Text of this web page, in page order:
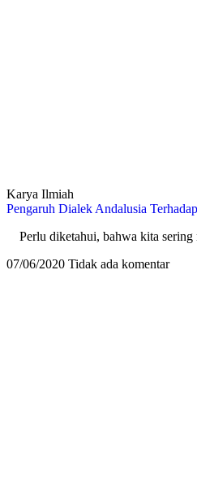
Karya Ilmiah
Pengaruh Dialek Andalusia
Perlu diketahui, bahwa kita sering
07/06/2020 Tidak ada komentar